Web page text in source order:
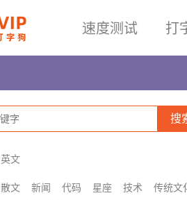
速度测试 打
英文
散文 新闻 代码 星座 技术
传统文